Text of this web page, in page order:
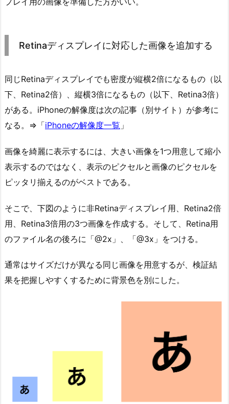
Retinaディスプレイに対応した画像を追加する
同じRetinaディスプレイでも密度が縦横2倍になるもの（以
下、Retina2倍）、縦横3倍になるもの（以下、Retina3倍）
がある。iPhoneの解像度は次の記事（別サイト）が参考に
なる。⇒「iPhoneの解像度一覧 」
画像を綺麗に表示するには、大きい画像を1つ用意して縮小
表示するのではなく、表示のピクセルと画像のピクセルを
ピッタリ揃えるのがベストである。
そこで、下図のように非Retinaディスプレイ用、Retina2倍
用、Retina3倍用の3つ画像を作成する。そして、Retina用
のファイル名の後ろに「@2x」、「@3x」をつける。
通常はサイズだけが異なる同じ画像を用意するが、検証結
果を把握しやすくするために背景色を別にした。